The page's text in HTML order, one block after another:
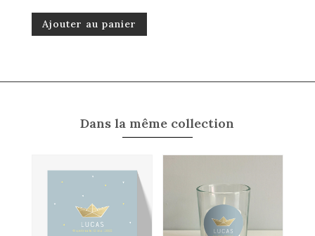
Ajouter au panier
Dans la même collection